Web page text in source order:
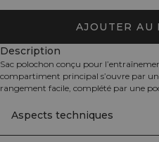
AJOUTER AU
Description
Sac polochon conçu pour
compartiment principal s’ouvre par
rangement facile, complété par une
Portez-le à la main ou à l’épaule, et
supporte l’usage quotidien. À
l’intérieur une doublure à motif
Aspects techniques